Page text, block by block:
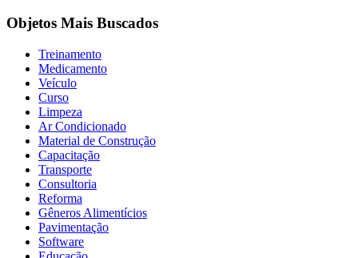
Objetos Mais Buscados
Treinamento
Medicamento
Veículo
Curso
Limpeza
Ar Condicionado
Material de Construção
Capacitação
Transporte
Consultoria
Reforma
Gêneros Alimentícios
Pavimentação
Software